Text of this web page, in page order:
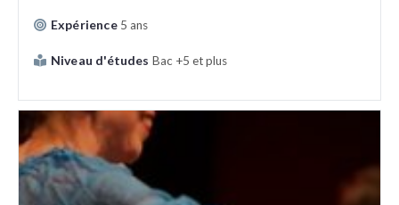
Expérience 5 ans
Niveau d'études Bac +5 et plus